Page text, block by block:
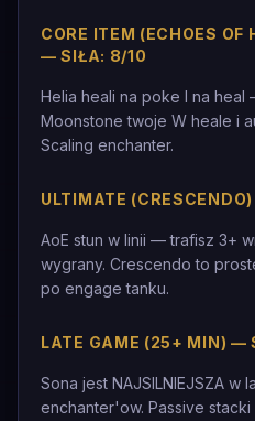
CORE ITEM (ECHOES OF
— SIŁA: 8/10
Helia heali na poke I na
Moonstone twoje W heale i
Scaling enchanter.
ULTIMATE
AoE stun w linii — trafisz 3+
wygrany. Crescendo to
po engage tanku.
LATE GAME (25+ MIN) —
Sona jest NAJSILNIEJSZA w
enchanter'ow. Passive stacki